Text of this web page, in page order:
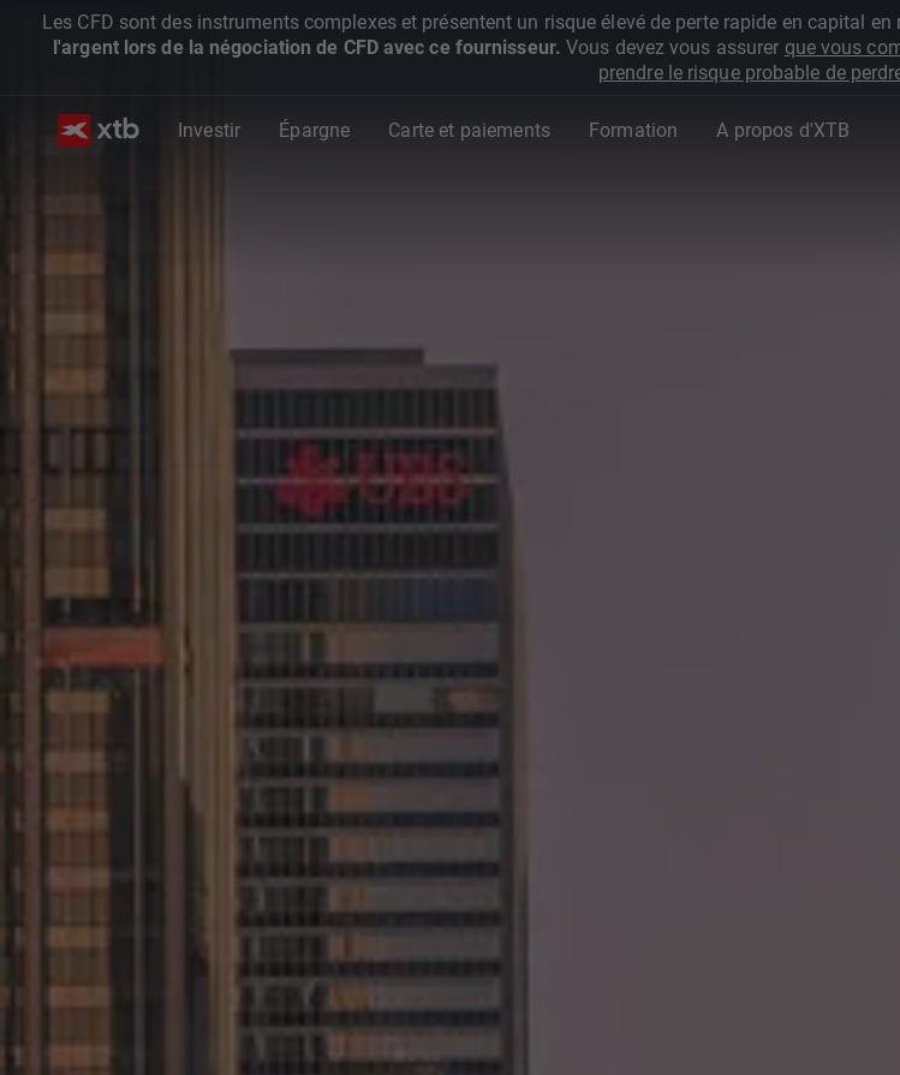
Les CFD sont des instruments complexes et présentent un risque élevé de perte rapide en capital
l'argent lors de la négociation de CFD avec ce fournisseur. Vous devez vous assurer que vous
prendre le risque probable de
Investir Épargne Carte et paiements Formation A propos d'XTB